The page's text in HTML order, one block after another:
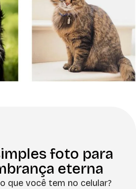
foto para
eterna
que você tem no celular?